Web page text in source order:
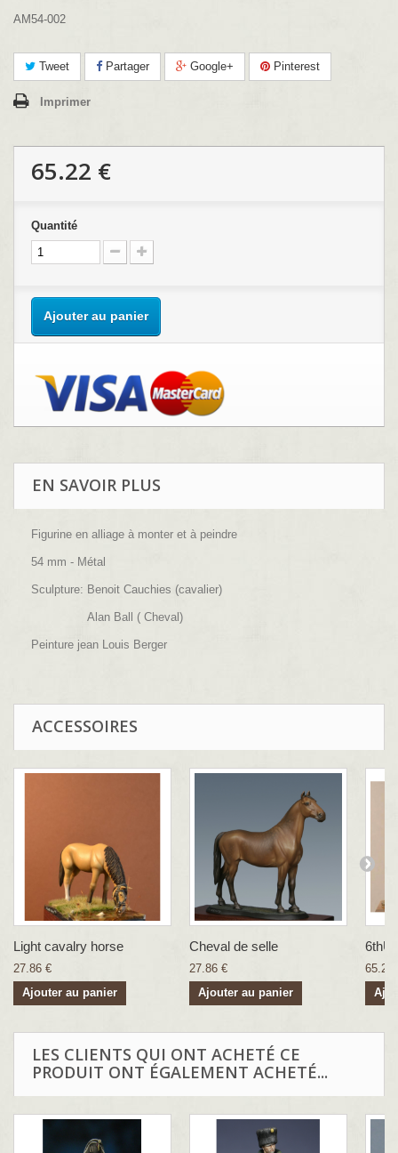
AM54-002
Tweet Partager Google+ Pinterest
Imprimer
65.22 €
Quantité
Ajouter au panier
EN SAVOIR PLUS
Figurine en alliage à monter et à peindre
54 mm - Métal
Sculpture: Benoit Cauchies (cavalier)
Alan Ball ( Cheval)
Peinture jean Louis Berger
ACCESSOIRES
Light cavalry horse
27.86 €
Ajouter au panier
Cheval de selle
27.86 €
Ajouter au panier
65.22
LES CLIENTS QUI ONT ACHETÉ CE
PRODUIT ONT ÉGALEMENT ACHETÉ...